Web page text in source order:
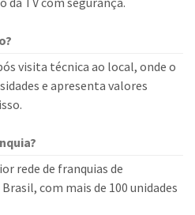
visita técnica ao local, onde o
e apresenta valores
rede de franquias de
com mais de 100 unidades